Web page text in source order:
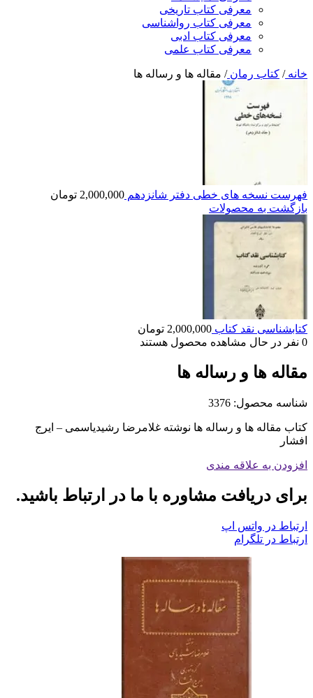
معرفی کتاب تاریخی
معرفی کتاب رواشناسی
معرفی کتاب ادبی
معرفی کتاب علمی
خانه/ کتاب رمان/ مقاله ها و رساله ها
فهرست نسخه های خطی دفتر شانزدهم 2,000,000 تومان
بازگشت به محصولات
کتابشناسی نقد کتاب 2,000,000 تومان
0 نفر در حال مشاهده محصول هستند
مقاله ها و رساله ها
شناسه محصول: 3376
کتاب مقاله ها و رساله ها نوشته غلامرضا رشیدیاسمی – ایرج
افشار
افزودن به علاقه مندی
برای دریافت مشاوره با ما در ارتباط باشید.
ارتباط در واتس اپ
ارتباط در تلگرام